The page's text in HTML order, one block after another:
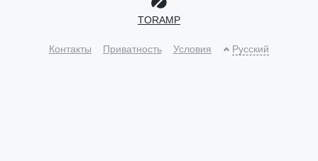
TORAMP
Контакты Приватность Условия Русский